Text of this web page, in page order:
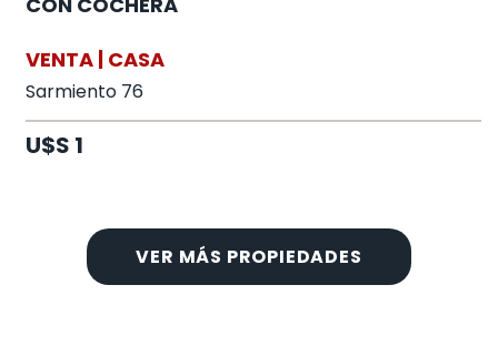
VENTA | CASA
Sarmiento 76
U$S 1
VER MÁS PROPIEDADES